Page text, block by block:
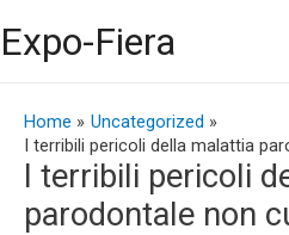
al
contenuto
Expo-Fiera
Home
Uncategorized
I terribili pericoli della malattia
I terribili pericoli
parodontale non
articoli